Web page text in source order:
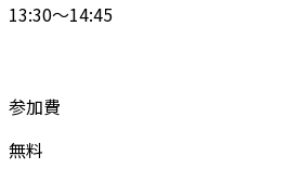
13:30～14:45
参加費
無料